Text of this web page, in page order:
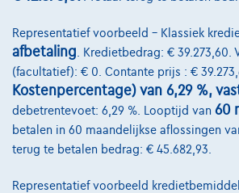
Representatief voorbeeld – Klassiek
afbetaling . Kredietbedrag: € 39.273,60.
(facultatief): € 0. Contante prijs : €
Kostenpercentage) van 6,29 %,
debetrentevoet: 6,29 %. Looptijd van 60
betalen in 60 maandelijkse aflossingen
terug te betalen bedrag: € 45.682,93.
Representatief voorbeeld